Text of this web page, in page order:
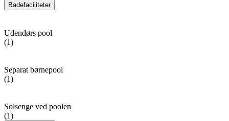
Badefaciliteter
Udendørs pool
(1)
Separat børnepool
(1)
Solsenge ved poolen
(1)